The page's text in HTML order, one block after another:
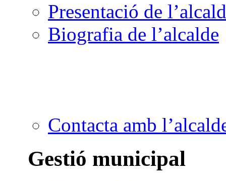
Presentació de
Biografia de l’alcalde
Contacta amb
Gestió municipal